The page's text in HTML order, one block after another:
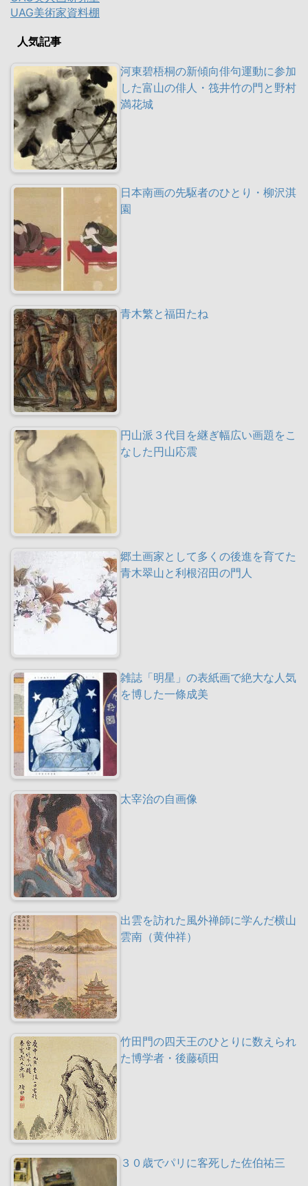
UAG美術家資料棚
人気記事
河東碧梧桐の新傾向俳句運動に参加
した富山の俳人・筏井竹の門と野村
満花城
日本南画の先駆者のひとり・柳沢淇
園
青木繁と福田たね
円山派３代目を継ぎ幅広い画題をこ
なした円山応震
郷土画家として多くの後進を育てた
青木翠山と利根沼田の門人
雑誌「明星」の表紙画で絶大な人気
を博した一條成美
太宰治の自画像
出雲を訪れた風外禅師に学んだ横山
雲南（黄仲祥）
竹田門の四天王のひとりに数えられ
た博学者・後藤碩田
３０歳でパリに客死した佐伯祐三